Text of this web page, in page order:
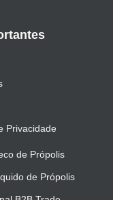
Privacidade
de Própolis
de Própolis